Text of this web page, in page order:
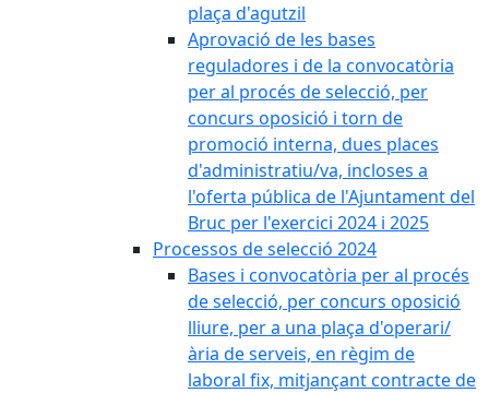
plaça d'agutzil
Aprovació de les bases
reguladores i de la convocatòria
per al procés de selecció, per
concurs oposició i torn de
promoció interna, dues places
d'administratiu/va, incloses a
l'oferta pública de l'Ajuntament del
Bruc per l'exercici 2024 i 2025
Processos de selecció 2024
Bases i convocatòria per al procés
de selecció, per concurs oposició
lliure, per a una plaça d'operari/
ària de serveis, en règim de
laboral fix, mitjançant contracte de